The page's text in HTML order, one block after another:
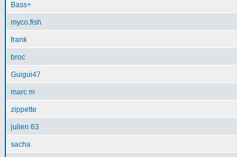
Bass+
myco.fish
frank
broc
Guigui47
marc m
zippette
julien 63
sacha